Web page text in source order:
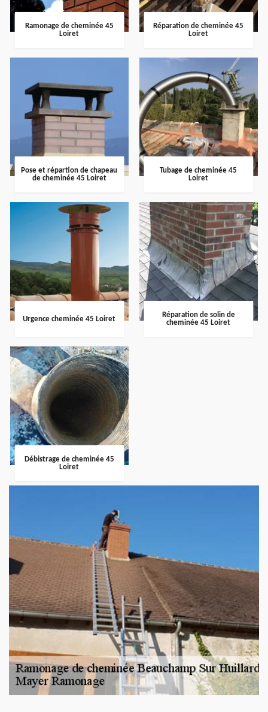
Ramonage de cheminée 45
Loiret
Réparation de cheminée 45
Loiret
Pose et répartion de chapeau
de cheminée 45 Loiret
Tubage de cheminée 45
Loiret
Urgence cheminée 45 Loiret
Réparation de solin de
cheminée 45 Loiret
Débistrage de cheminée 45
Loiret